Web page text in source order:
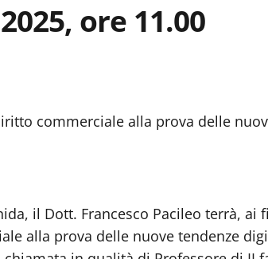
ore 11.00
commerciale alla prova delle
il Dott. Francesco Pacileo terrà,
alla prova delle nuove tendenze